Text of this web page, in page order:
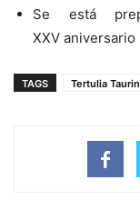
Se está
XXV
TAGS Tertulia